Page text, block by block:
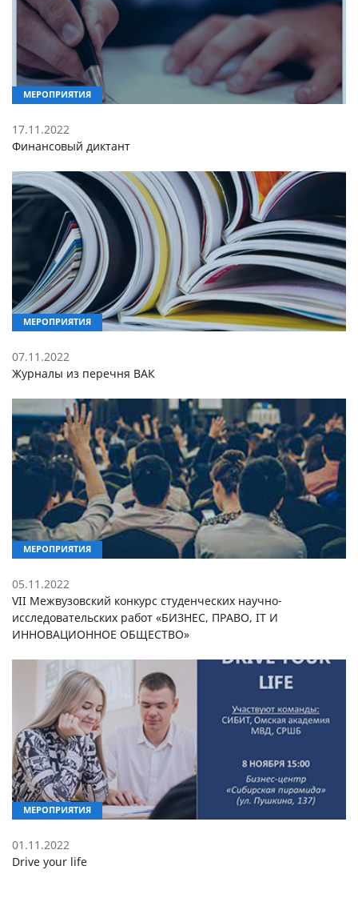
МЕРОПРИЯТИЯ
17.11.2022
Финансовый диктант
МЕРОПРИЯТИЯ
07.11.2022
Журналы из перечня ВАК
МЕРОПРИЯТИЯ
05.11.2022
VII Межвузовский конкурс студенческих научно-
исследовательских работ «БИЗНЕС, ПРАВО, IT И
ИННОВАЦИОННОЕ ОБЩЕСТВО»
МЕРОПРИЯТИЯ
01.11.2022
Drive your life